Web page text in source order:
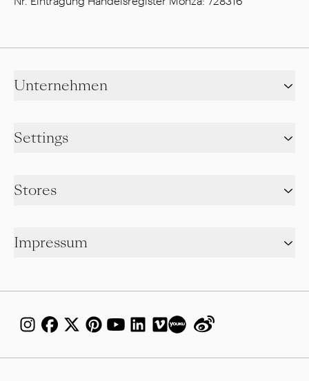
Unternehmen
Settings
Stores
Impressum